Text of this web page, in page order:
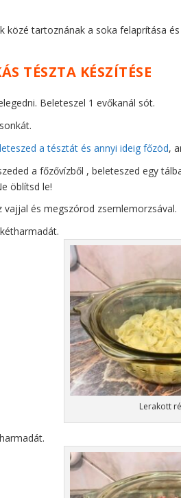
közé tartoznának a soka felaprítása
TÉSZTA KÉSZÍTÉSE
Beleteszel 1 evőkanál sót.
a tésztát és annyi ideig főzöd,
a főzővízből , beleteszed egy
öblítsd le!
vajjal és megszórod zsemlemorzsával.
Lerakott